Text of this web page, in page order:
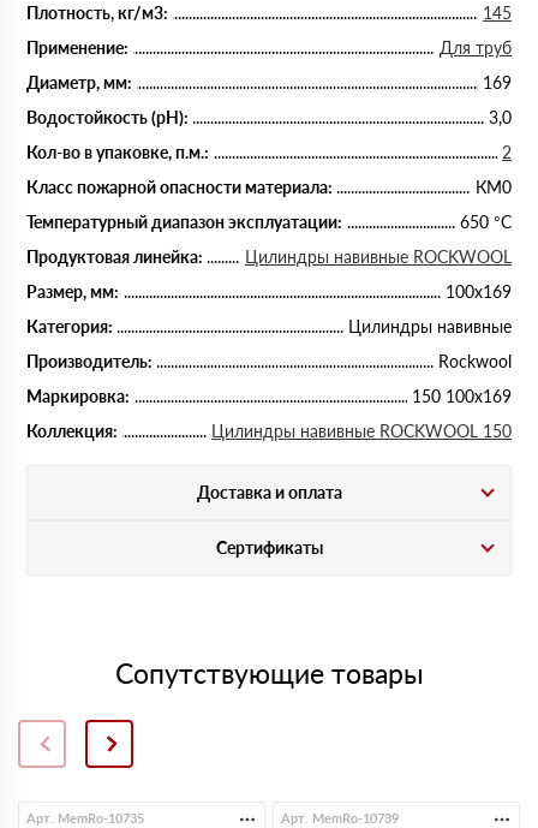
Плотность, кг/м3:
145
Применение:
Для труб
Диаметр, мм:
169
Водостойкость (рН):
3,0
Кол-во в упаковке, п.м.:
2
Класс пожарной опасности материала:
КМ0
Температурный диапазон эксплуатации:
650 °С
Продуктовая линейка:
Цилиндры навивные ROCKWOOL
Размер, мм:
100х169
Категория:
Цилиндры навивные
Производитель:
Rockwool
Маркировка:
150 100х169
Коллекция:
Цилиндры навивные ROCKWOOL 150
Доставка и оплата
Сертификаты
Сопутствующие товары
Арт. MemRo-10735 Арт. MemRo-10739